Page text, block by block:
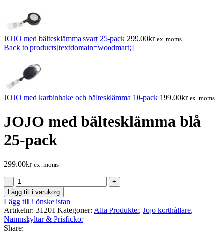
JOJO med bältesklämma svart 25-pack 299.00kr ex. moms
Back to products[textdomain=woodmart;]
JOJO med karbinhake och bältesklämma 10-pack 199.00kr ex. moms
JOJO med bältesklämma blå
25-pack
299.00kr ex. moms
JOJO
med
bältesklämma
blå
25-
pack
mängd
Lägg till i varukorg
Lägg till i önskelistan
Artikelnr: 31201 Kategorier: Alla Produkter, Jojo korthållare,
Namnskyltar & Prisfickor
Share: